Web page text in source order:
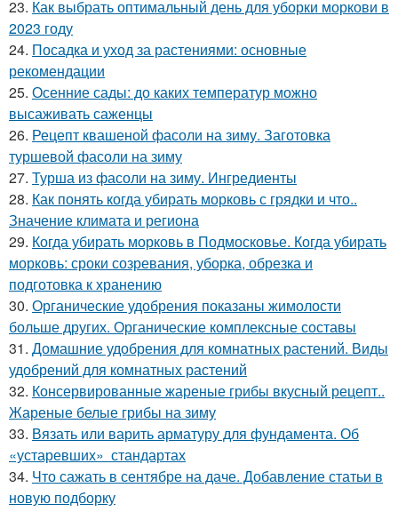
23. Как выбрать оптимальный день для уборки моркови в
2023 году
24. Посадка и уход за растениями: основные
рекомендации
25. Осенние сады: до каких температур можно
высаживать саженцы
26. Рецепт квашеной фасоли на зиму. Заготовка
туршевой фасоли на зиму
27. Турша из фасоли на зиму. Ингредиенты
28. Как понять когда убирать морковь с грядки и что..
Значение климата и региона
29. Когда убирать морковь в Подмосковье. Когда убирать
морковь: сроки созревания, уборка, обрезка и
подготовка к хранению
30. Органические удобрения показаны жимолости
больше других. Органические комплексные составы
31. Домашние удобрения для комнатных растений. Виды
удобрений для комнатных растений
32. Консервированные жареные грибы вкусный рецепт..
Жареные белые грибы на зиму
33. Вязать или варить арматуру для фундамента. Об
«устаревших» стандартах
34. Что сажать в сентябре на даче. Добавление статьи в
новую подборку